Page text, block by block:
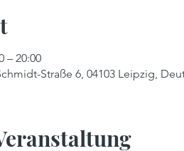
– 20:00
Straße 6, 04103 Leipzig,